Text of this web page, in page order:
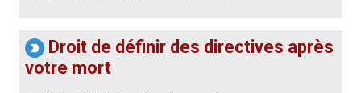
Droit de définir des directives après
votre mort